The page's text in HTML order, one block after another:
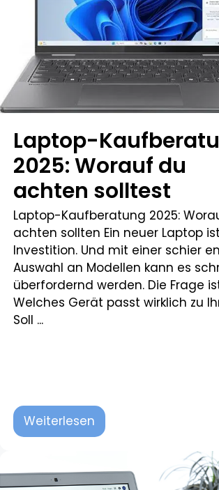
Laptop-
2025: Worauf du
achten solltest​
Laptop-Kaufberatung 2025:
achten sollten Ein neuer Laptop
Investition. Und mit einer schier
Auswahl an Modellen kann es
überfordernd werden. Die Frage
Welches Gerät passt wirklich zu
Soll ...
Weiterlesen